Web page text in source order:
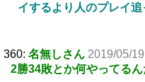
イするより人のプレイ
360: 名無しさん 2019/05/
2勝34敗とか何やってる